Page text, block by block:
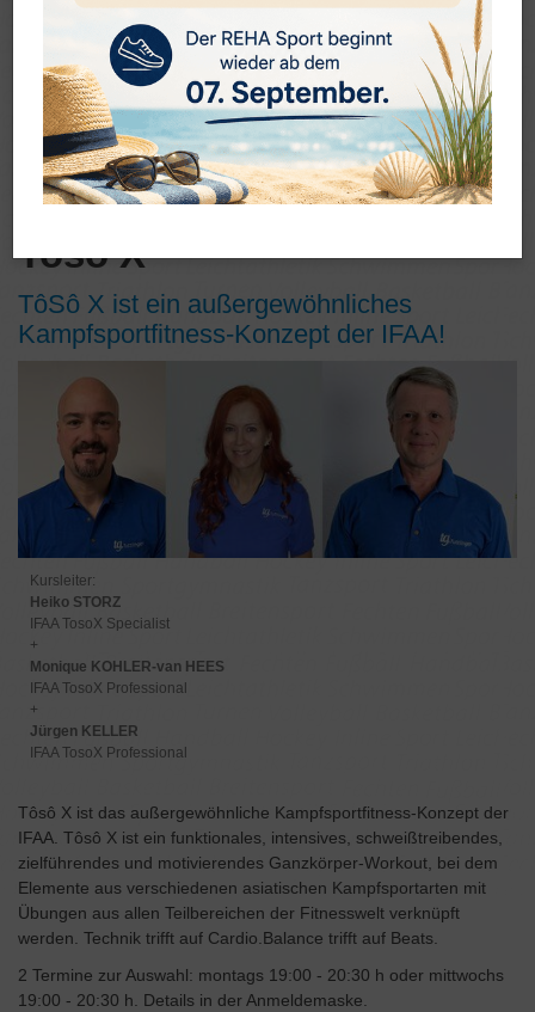
Toso X
TôSô X ist ein außergewöhnliches
Kampfsportfitness-Konzept der IFAA!
Kursleiter:
Heiko STORZ
IFAA TosoX Specialist
+
Monique KOHLER-van HEES
IFAA TosoX Professional
+
Jürgen KELLER
IFAA TosoX Professional
Tôsô X ist das außergewöhnliche Kampfsportfitness-Konzept der
IFAA. Tôsô X ist ein funktionales, intensives, schweißtreibendes,
zielführendes und motivierendes Ganzkörper-Workout, bei dem
Elemente aus verschiedenen asiatischen Kampfsportarten mit
Übungen aus allen Teilbereichen der Fitnesswelt verknüpft
werden. Technik trifft auf Cardio.Balance trifft auf Beats.
2 Termine zur Auswahl: montags 19:00 - 20:30 h oder mittwochs
19:00 - 20:30 h. Details in der Anmeldemaske.